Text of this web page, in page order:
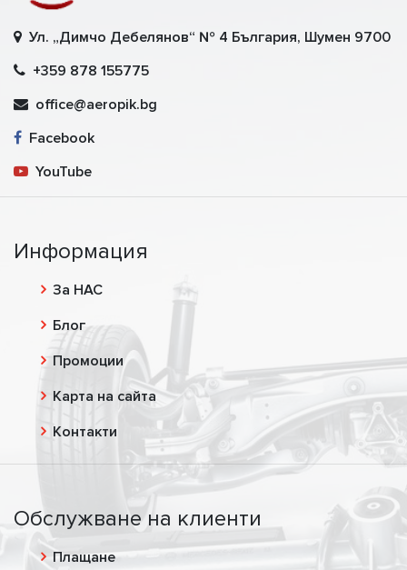
Ул. „Димчо Дебелянов“ № 4 България, Шумен 9700
+359 878 155775
office@aeropik.bg
Facebook
YouTube
Информация
За НАС
Блог
Промоции
Карта на сайта
Контакти
Обслужване на клиенти
Плащане